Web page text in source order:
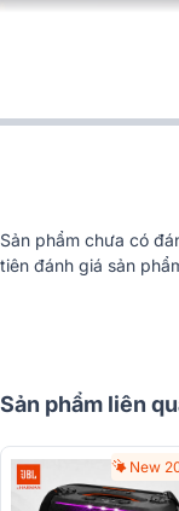
Nhập khẩu & Phân
Sản phẩm chưa có
tiên đánh giá sản
Sản phẩm liên
New